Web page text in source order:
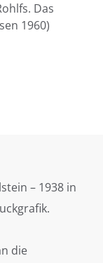
Das
1960)
– 1938 in
die